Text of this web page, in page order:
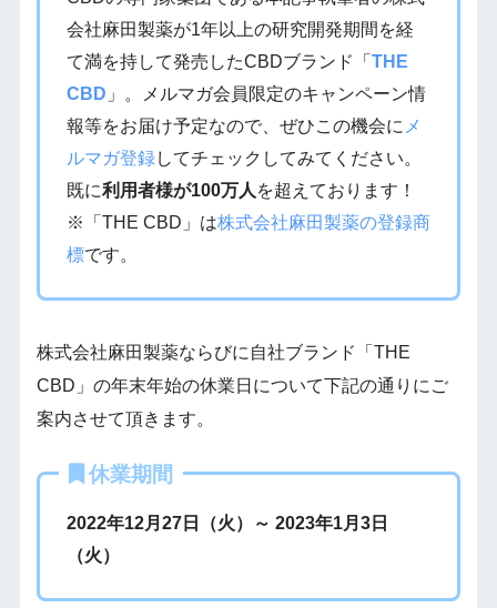
会社麻田製薬が1年以上の研究開発期間を経
て満を持して発売したCBDブランド「 THE
CBD 」。メルマガ会員限定のキャンペーン情
報等をお届け予定なので、ぜひこの機会に メ
ルマガ登録してチェックしてみてください。
既に利用者様が100万人 を超えております！
※「THE CBD」は株式会社麻田製薬の登録商
標です。
株式会社麻田製薬ならびに自社ブランド「THE
CBD」の年末年始の休業日について下記の通りにご
案内させて頂きます。
休業期間
2022年12月27日（火）～ 2023年1月3日
（火）